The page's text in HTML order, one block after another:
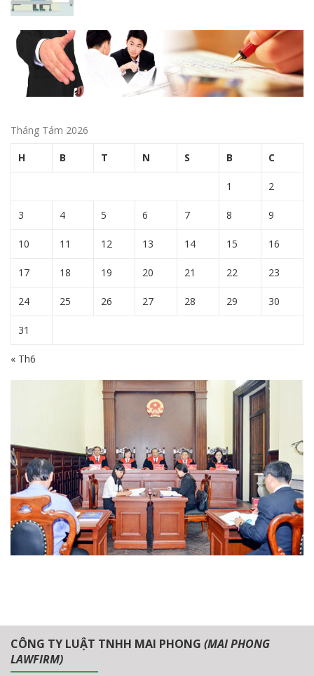
Tháng Tám 2026
H B T N S B C
1 2
3 4 5 6 7 8 9
10 11 12 13 14 15 16
17 18 19 20 21 22 23
24 25 26 27 28 29 30
31
« Th6
CÔNG TY LUẬT TNHH MAI PHONG (MAI PHONG
LAWFIRM)